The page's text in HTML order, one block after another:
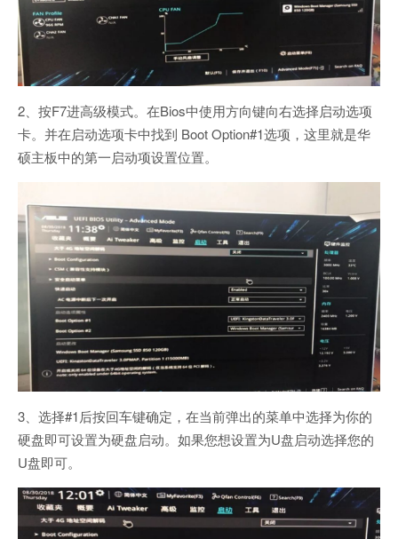
2、按F7进高级模式。在Bios中使用方向键向右选择启动选项
卡。并在启动选项卡中找到 Boot Option#1选项，这里就是华
硕主板中的第一启动项设置位置。
3、选择#1后按回车键确定，在当前弹出的菜单中选择为你的
硬盘即可设置为硬盘启动。如果您想设置为U盘启动选择您的
U盘即可。